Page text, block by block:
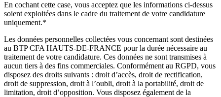
En cochant cette case, vous acceptez que les informations ci-dessus
soient exploitées dans le cadre du traitement de votre candidature
uniquement.*
Les données personnelles collectées vous concernant sont destinées
au BTP CFA HAUTS-DE-FRANCE pour la durée nécessaire au
traitement de votre candidature. Ces données ne sont transmises à
aucun tiers à des fins commerciales. Conformément au RGPD, vous
disposez des droits suivants : droit d’accès, droit de rectification,
droit de suppression, droit à l’oubli, droit à la portabilité, droit de
limitation, droit d’opposition. Vous disposez également de la